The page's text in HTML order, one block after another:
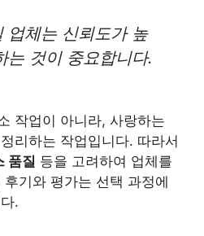
업체는 신뢰도가 높
는 것이 중요합니다.
작업이 아니라, 사랑하는
리하는 작업입니다. 따라서
품질 등을 고려하여 업체를
기와 평가는 선택 과정에
.